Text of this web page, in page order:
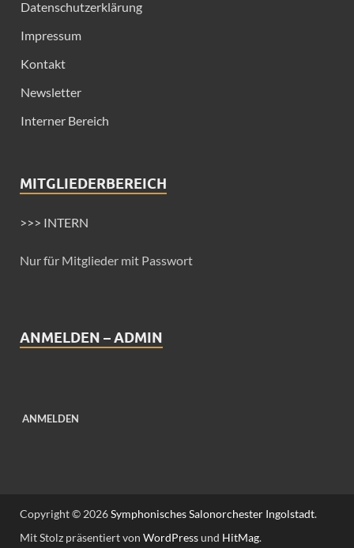
Datenschutzerklärung
Impressum
Kontakt
Newsletter
Interner Bereich
MITGLIEDERBEREICH
>>> INTERN
Nur für Mitglieder mit Passwort
ANMELDEN – ADMIN
ANMELDEN
Copyright © 2026Symphonisches Salonorchester Ingolstadt.
Mit Stolz präsentiert von WordPressund HitMag.